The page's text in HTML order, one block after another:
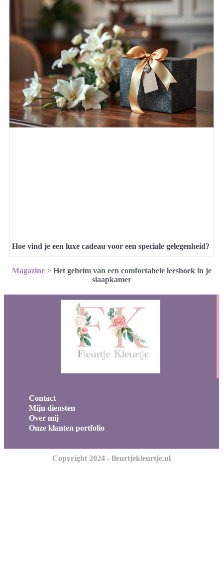
Hoe vind je een luxe cadeau voor een speciale gelegenheid?
Magazine> Het geheim van een comfortabele leeshoek in je
slaapkamer
Contact
Mijn diensten
Over mij
Onze klanten portfolio
Copyright 2024 - fleurtjekleurtje.nl